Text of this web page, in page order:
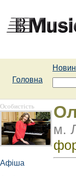
Головна
Особистість
Афіша
м.